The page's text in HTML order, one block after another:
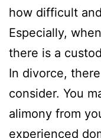
how difficult
Especially,
there is a
In divorce,
consider. You
alimony from
experienced